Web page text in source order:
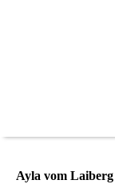
Ayla vom Laiberg